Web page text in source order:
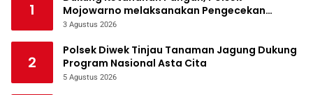
1
Mojowarno melaksanakan Pengecekan
Tanaman Jagung
3 Agustus 2026
2
Polsek Diwek Tinjau Tanaman Jagung Dukung
Program Nasional Asta Cita
5 Agustus 2026